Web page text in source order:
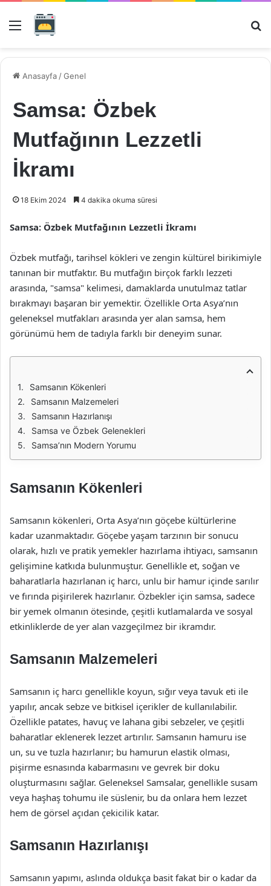
Menü
Anasayfa /Genel
Samsa: Özbek
Mutfağının Lezzetli
İkramı
18 Ekim 2024 4 dakika okuma süresi
Samsa: Özbek Mutfağının Lezzetli İkramı
Özbek mutfağı, tarihsel kökleri ve zengin kültürel birikimiyle
tanınan bir mutfaktır. Bu mutfağın birçok farklı lezzeti
arasında, "samsa" kelimesi, damaklarda unutulmaz tatlar
bırakmayı başaran bir yemektir. Özellikle Orta Asya’nın
geleneksel mutfakları arasında yer alan samsa, hem
görünümü hem de tadıyla farklı bir deneyim sunar.
Samsanın Kökenleri
Samsanın Malzemeleri
Samsanın Hazırlanışı
Samsa ve Özbek Gelenekleri
Samsa’nın Modern Yorumu
Samsanın Kökenleri
Samsanın kökenleri, Orta Asya’nın göçebe kültürlerine
kadar uzanmaktadır. Göçebe yaşam tarzının bir sonucu
olarak, hızlı ve pratik yemekler hazırlama ihtiyacı, samsanın
gelişimine katkıda bulunmuştur. Genellikle et, soğan ve
baharatlarla hazırlanan iç harcı, unlu bir hamur içinde sarılır
ve fırında pişirilerek hazırlanır. Özbekler için samsa, sadece
bir yemek olmanın ötesinde, çeşitli kutlamalarda ve sosyal
etkinliklerde de yer alan vazgeçilmez bir ikramdır.
Samsanın Malzemeleri
Samsanın iç harcı genellikle koyun, sığır veya tavuk eti ile
yapılır, ancak sebze ve bitkisel içerikler de kullanılabilir.
Özellikle patates, havuç ve lahana gibi sebzeler, ve çeşitli
baharatlar eklenerek lezzet artırılır. Samsanın hamuru ise
un, su ve tuzla hazırlanır; bu hamurun elastik olması,
pişirme esnasında kabarmasını ve gevrek bir doku
oluşturmasını sağlar. Geleneksel Samsalar, genellikle susam
veya haşhaş tohumu ile süslenir, bu da onlara hem lezzet
hem de görsel açıdan çekicilik katar.
Samsanın Hazırlanışı
Samsanın yapımı, aslında oldukça basit fakat bir o kadar da